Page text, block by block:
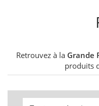
Retrouvez à la Grande
produits